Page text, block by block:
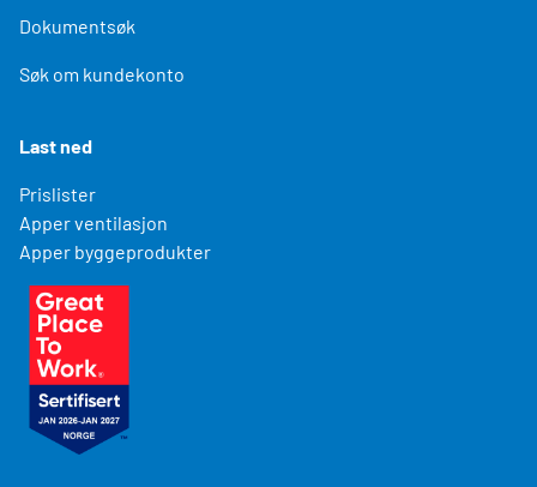
Dokumentsøk
Søk om kundekonto
Last ned
Prislister
Apper ventilasjon
Apper byggeprodukter